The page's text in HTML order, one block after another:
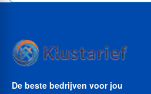
De beste bedrijven voor jou